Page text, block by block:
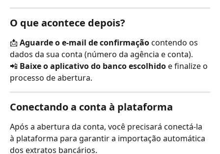
O que acontece depois?
📩 Aguarde o e-mail de confirmação contendo os
dados da sua conta (número da agência e conta).
📲 Baixe o aplicativo do banco escolhido e finalize o
processo de abertura.
Conectando a conta à plataforma
Após a abertura da conta, você precisará conectá-la
à plataforma para garantir a importação automática
dos extratos bancários.